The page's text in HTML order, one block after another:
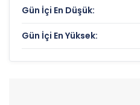
Gün İçi En Düşük:
Gün İçi En Yüksek: